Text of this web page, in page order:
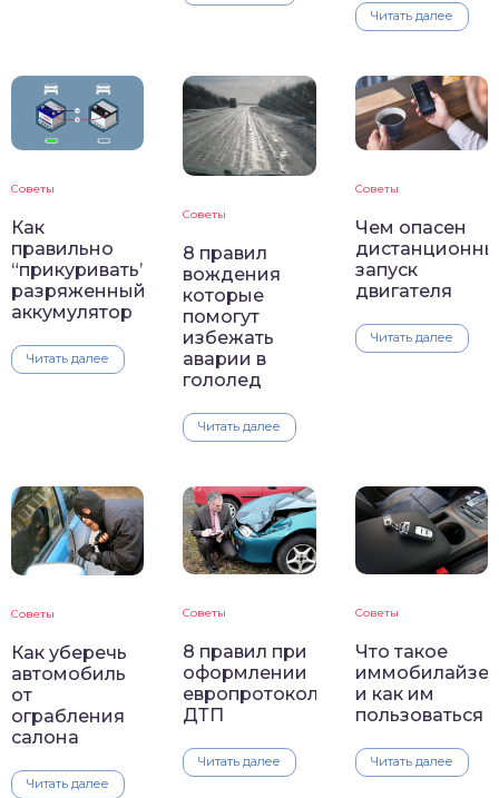
Читать далее
Советы
Как
правильно
“прикуривать”
разряженный
аккумулятор
Читать далее
Советы
8 правил
вождения
которые
помогут
избежать
аварии в
гололед
Читать далее
Советы
Чем опасен
запуск
двигателя
Читать далее
Советы
Как уберечь
автомобиль
от
ограбления
салона
Читать далее
Советы
8 правил при
оформлении
европротокола
ДТП
Читать далее
Советы
Что такое
и как им
пользоваться
Читать далее